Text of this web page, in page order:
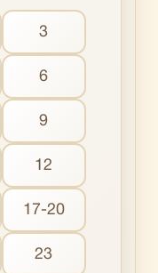
3
6
9
12
17-20
23